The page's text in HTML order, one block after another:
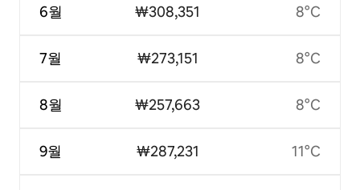
6월
7월
8월
9월
₩308,351
₩273,151
₩257,663
₩287,231
8°C
8°C
8°C
11°C